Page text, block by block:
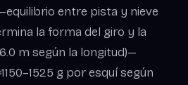
entre pista y nieve
la forma del giro y la
m según la longitud)—
g por esquí según